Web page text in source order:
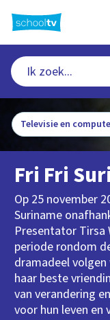
naar
hoofdinhoud
Televisie en
Fri Fri
Op 25 november
Suriname
Presentator
periode rondom
dramadeel volgen
haar beste
van verandering
voor hun leven en